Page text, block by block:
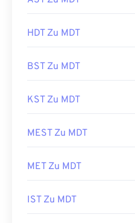
HDT Zu MDT
BST Zu MDT
KST Zu MDT
MEST Zu MDT
MET Zu MDT
IST Zu MDT